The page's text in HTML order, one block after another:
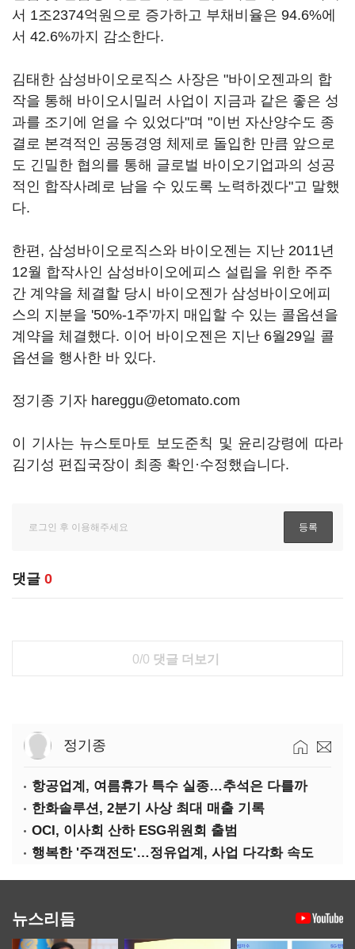
서 1조2374억원으로 증가하고 부채비율은 94.6%에
서 42.6%까지 감소한다.
김태한 삼성바이오로직스 사장은 "바이오젠과의 합
작을 통해 바이오시밀러 사업이 지금과 같은 좋은 성
과를 조기에 얻을 수 있었다"며 "이번 자산양수도 종
결로 본격적인 공동경영 체제로 돌입한 만큼 앞으로
도 긴밀한 협의를 통해 글로벌 바이오기업과의 성공
적인 합작사례로 남을 수 있도록 노력하겠다"고 말했
다.
한편, 삼성바이오로직스와 바이오젠는 지난 2011년
12월 합작사인 삼성바이오에피스 설립을 위한 주주
간 계약을 체결할 당시 바이오젠가 삼성바이오에피
스의 지분을 '50%-1주'까지 매입할 수 있는 콜옵션을
계약을 체결했다. 이어 바이오젠은 지난 6월29일 콜
옵션을 행사한 바 있다.
정기종 기자 hareggu@etomato.com
이 기사는 뉴스토마토 보도준칙 및 윤리강령에 따라
김기성 편집국장이 최종 확인·수정했습니다.
댓글 0
0/0 댓글 더보기
정기종
항공업계, 여름휴가 특수 실종…추석은 다를까
한화솔루션, 2분기 사상 최대 매출 기록
OCI, 이사회 산하 ESG위원회 출범
행복한 '주객전도'…정유업계, 사업 다각화 속도
뉴스리듬